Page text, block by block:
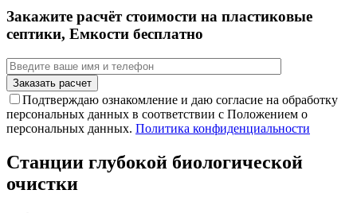
Закажите расчёт стоимости на пластиковые
септики, Емкости бесплатно
Подтверждаю ознакомление и даю согласие на обработку
персональных данных в соответствии с Положением о
персональных данных. Политика конфиденциальности
Станции глубокой биологической
очистки